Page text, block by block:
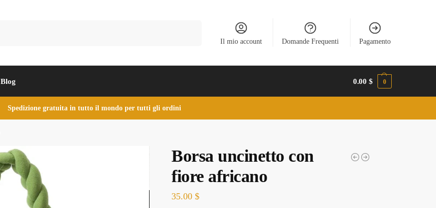
Il mio account Domande Frequenti Pagamento
Blog 0.00$ 0
Spedizione gratuita in tutto il mondo per tutti gli ordini
Borsa uncinetto con
fiore africano
35.00$